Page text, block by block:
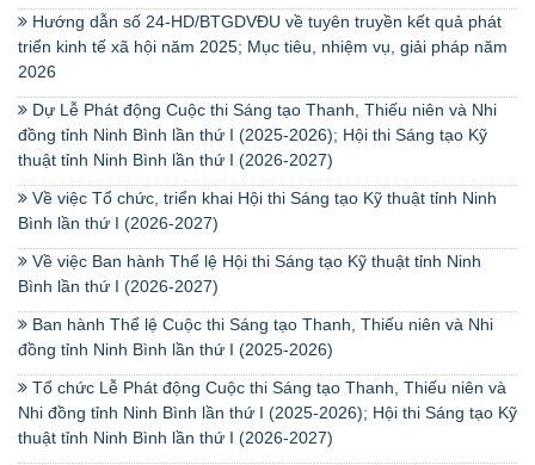
Hướng dẫn số 24-HD/BTGDVĐU về tuyên truyền kết quả phát
triển kinh tế xã hội năm 2025; Mục tiêu, nhiệm vụ, giải pháp năm
2026
Dự Lễ Phát động Cuộc thi Sáng tạo Thanh, Thiếu niên và Nhi
đồng tỉnh Ninh Bình lần thứ I (2025-2026); Hội thi Sáng tạo Kỹ
thuật tỉnh Ninh Bình lần thứ I (2026-2027)
Về việc Tổ chức, triển khai Hội thi Sáng tạo Kỹ thuật tỉnh Ninh
Bình lần thứ I (2026-2027)
Về việc Ban hành Thể lệ Hội thi Sáng tạo Kỹ thuật tỉnh Ninh
Bình lần thứ I (2026-2027)
Ban hành Thể lệ Cuộc thi Sáng tạo Thanh, Thiếu niên và Nhi
đồng tỉnh Ninh Bình lần thứ I (2025-2026)
Tổ chức Lễ Phát động Cuộc thi Sáng tạo Thanh, Thiếu niên và
Nhi đồng tỉnh Ninh Bình lần thứ I (2025-2026); Hội thi Sáng tạo Kỹ
thuật tỉnh Ninh Bình lần thứ I (2026-2027)